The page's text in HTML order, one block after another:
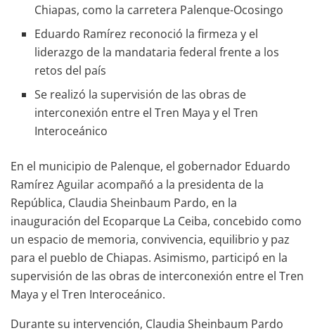
Chiapas, como la carretera Palenque-Ocosingo
Eduardo Ramírez reconoció la firmeza y el
liderazgo de la mandataria federal frente a los
retos del país
Se realizó la supervisión de las obras de
interconexión entre el Tren Maya y el Tren
Interoceánico
En el municipio de Palenque, el gobernador Eduardo
Ramírez Aguilar acompañó a la presidenta de la
República, Claudia Sheinbaum Pardo, en la
inauguración del Ecoparque La Ceiba, concebido como
un espacio de memoria, convivencia, equilibrio y paz
para el pueblo de Chiapas. Asimismo, participó en la
supervisión de las obras de interconexión entre el Tren
Maya y el Tren Interoceánico.
Durante su intervención, Claudia Sheinbaum Pardo